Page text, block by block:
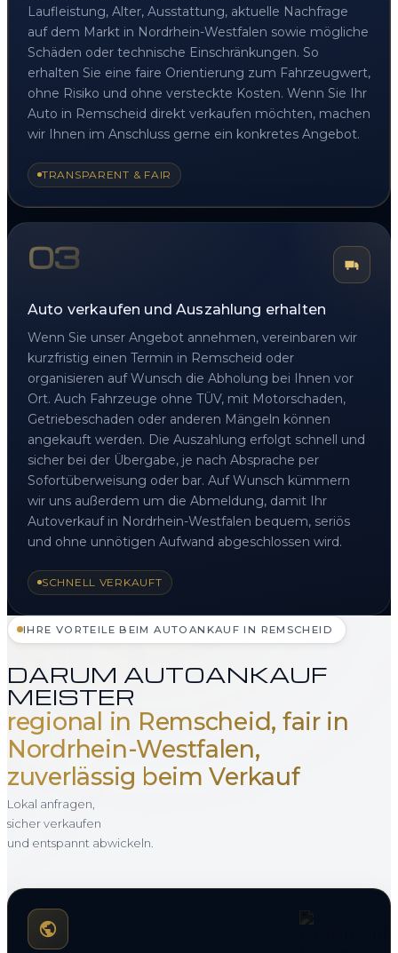
Laufleistung, Alter, Ausstattung, aktuelle Nachfrage
auf dem Markt in Nordrhein-Westfalen sowie mögliche
Schäden oder technische Einschränkungen. So
erhalten Sie eine faire Orientierung zum Fahrzeugwert,
ohne Risiko und ohne versteckte Kosten. Wenn Sie Ihr
Auto in Remscheid direkt verkaufen möchten, machen
wir Ihnen im Anschluss gerne ein konkretes Angebot.
TRANSPARENT & FAIR
03
Auto verkaufen und Auszahlung erhalten
Wenn Sie unser Angebot annehmen, vereinbaren wir
kurzfristig einen Termin in Remscheid oder
organisieren auf Wunsch die Abholung bei Ihnen vor
Ort. Auch Fahrzeuge ohne TÜV, mit Motorschaden,
Getriebeschaden oder anderen Mängeln können
angekauft werden. Die Auszahlung erfolgt schnell und
sicher bei der Übergabe, je nach Absprache per
Sofortüberweisung oder bar. Auf Wunsch kümmern
wir uns außerdem um die Abmeldung, damit Ihr
Autoverkauf in Nordrhein-Westfalen bequem, seriös
und ohne unnötigen Aufwand abgeschlossen wird.
SCHNELL VERKAUFT
IHRE VORTEILE BEIM AUTOANKAUF IN REMSCHEID
DARUM AUTOANKAUF
MEISTER
regional in Remscheid, fair in
Nordrhein-Westfalen,
zuverlässig beim Verkauf
Lokal anfragen,
sicher verkaufen
und entspannt abwickeln.